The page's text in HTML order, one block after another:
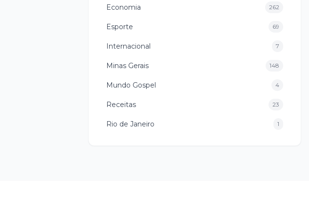
Economia 262
Esporte 69
Internacional 7
Minas Gerais 148
Mundo Gospel 4
Receitas 23
Rio de Janeiro 1